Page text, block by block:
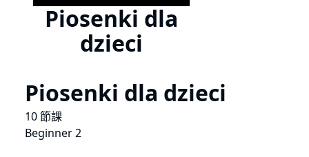
Piosenki dla
dzieci
Piosenki dla dzieci
10 節課
Beginner 2